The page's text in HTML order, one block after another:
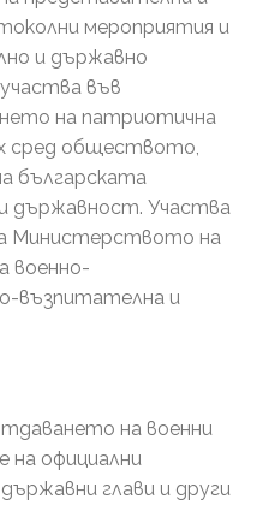
мероприятия и
и държавно
във
на патриотична
сред обществото,
българската
държавност. Участва
Министерството на
военно-
възпитателна и
на военни
на официални
глави и други